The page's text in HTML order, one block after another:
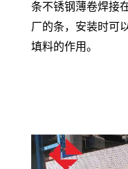
条不锈钢薄卷焊接
厂的条，安装时可
填料的作用。